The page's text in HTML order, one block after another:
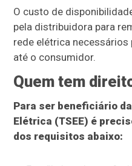
O custo de
pela distribuidora para
rede elétrica
até o consumidor.
Quem tem
Para ser beneficiário
Elétrica (TSEE) é
dos requisitos abaixo: